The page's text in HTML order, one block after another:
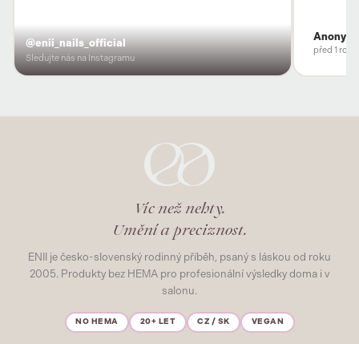
@enii_nails_official
Sledujte nás na Instagramu
Anonym
před 1
Víc než nehty.
Umění a preciznost.
ENII je česko-slovenský rodinný příběh, psaný s láskou od roku
2005. Produkty bez HEMA pro profesionální výsledky doma i v
salonu.
NO HEMA 20+ LET CZ / SK VEGAN